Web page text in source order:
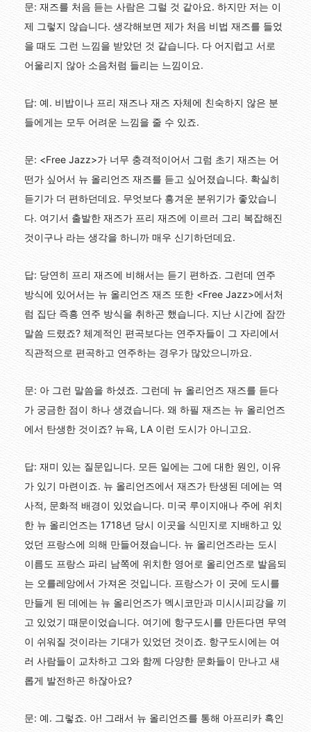
문: 재즈를 처음 듣는 사람은 그럴 것 같아요. 하지만 저는 이
제 그렇지 않습니다. 생각해보면 제가 처음 비법 재즈를 들었
을 때도 그런 느낌을 받았던 것 같습니다. 다 어지럽고 서로
어울리지 않아 소음처럼 들리는 느낌이요.
답: 예. 비밥이나 프리 재즈나 재즈 자체에 친숙하지 않은 분
들에게는 모두 어려운 느낌을 줄 수 있죠.
문: <Free Jazz>가 너무 충격적이어서 그럼 초기 재즈는 어
떤가 싶어서 뉴 올리언즈 재즈를 듣고 싶어졌습니다. 확실히
듣기가 더 편하던데요. 무엇보다 흥겨운 분위기가 좋았습니
다. 여기서 출발한 재즈가 프리 재즈에 이르러 그리 복잡해진
것이구나 라는 생각을 하니까 매우 신기하던데요.
답: 당연히 프리 재즈에 비해서는 듣기 편하죠. 그런데 연주
방식에 있어서는 뉴 올리언즈 재즈 또한 <Free Jazz>에서처
럼 집단 즉흥 연주 방식을 취하곤 했습니다. 지난 시간에 잠깐
말씀 드렸죠? 체계적인 편곡보다는 연주자들이 그 자리에서
직관적으로 편곡하고 연주하는 경우가 많았으니까요.
문: 아 그런 말씀을 하셨죠. 그런데 뉴 올리언즈 재즈를 듣다
가 궁금한 점이 하나 생겼습니다. 왜 하필 재즈는 뉴 올리언즈
에서 탄생한 것이죠? 뉴욕, LA 이런 도시가 아니고요.
답: 재미 있는 질문입니다. 모든 일에는 그에 대한 원인, 이유
가 있기 마련이죠. 뉴 올리언즈에서 재즈가 탄생된 데에는 역
사적, 문화적 배경이 있었습니다. 미국 루이지애나 주에 위치
한 뉴 올리언즈는 1718년 당시 이곳을 식민지로 지배하고 있
었던 프랑스에 의해 만들어졌습니다. 뉴 올리언즈라는 도시
이름도 프랑스 파리 남쪽에 위치한 영어로 올리언즈로 발음되
는 오를레앙에서 가져온 것입니다. 프랑스가 이 곳에 도시를
만들게 된 데에는 뉴 올리언즈가 멕시코만과 미시시피강을 끼
고 있었기 때문이었습니다. 여기에 항구도시를 만든다면 무역
이 쉬워질 것이라는 기대가 있었던 것이죠. 항구도시에는 여
러 사람들이 교차하고 그와 함께 다양한 문화들이 만나고 새
롭게 발전하곤 하잖아요?
문: 예. 그렇죠. 아! 그래서 뉴 올리언즈를 통해 아프리카 흑인